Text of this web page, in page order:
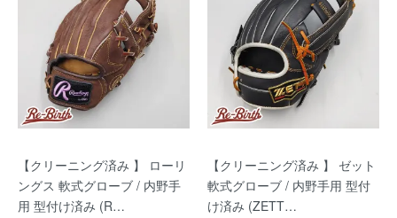
【クリーニング済み 】 ローリ
ングス 軟式グローブ / 内野手
用 型付け済み (R…
【クリーニング済み 】 ゼット
軟式グローブ / 内野手用 型付
け済み (ZETT…